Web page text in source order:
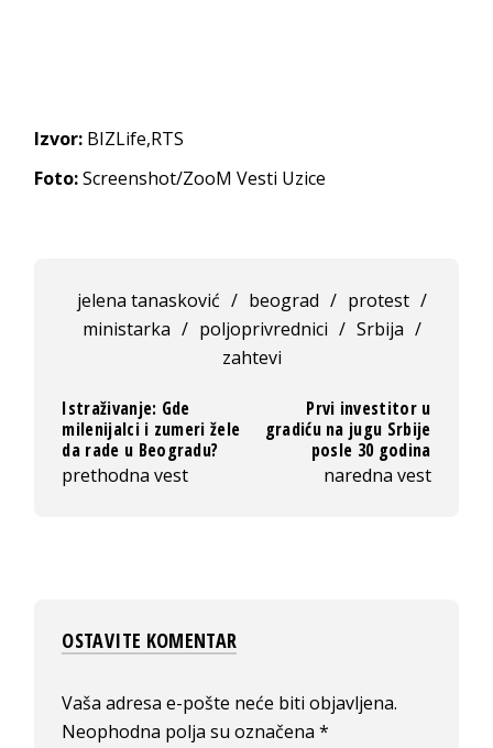
Izvor: BIZLife,RTS
Foto:Screenshot/ZooM Vesti Uzice
jelena tanasković / beograd / protest /
ministarka / poljoprivrednici / Srbija /
zahtevi
Istraživanje: Gde
milenijalci i zumeri žele
da rade u Beogradu?
prethodna vest
Prvi investitor u
gradiću na jugu Srbije
posle 30 godina
naredna vest
OSTAVITE KOMENTAR
Vaša adresa e-pošte neće biti objavljena.
Neophodna polja su označena*